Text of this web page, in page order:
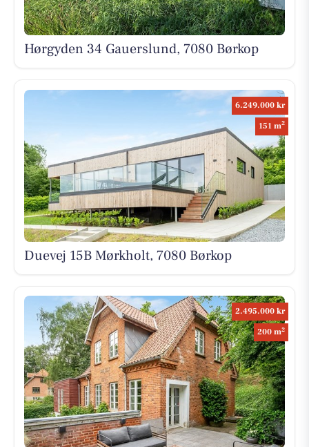
Hørgyden 34 Gauerslund, 7080 Børkop
6.249.000 kr
151 m2
Duevej 15B Mørkholt, 7080 Børkop
2.495.000 kr
200 m2